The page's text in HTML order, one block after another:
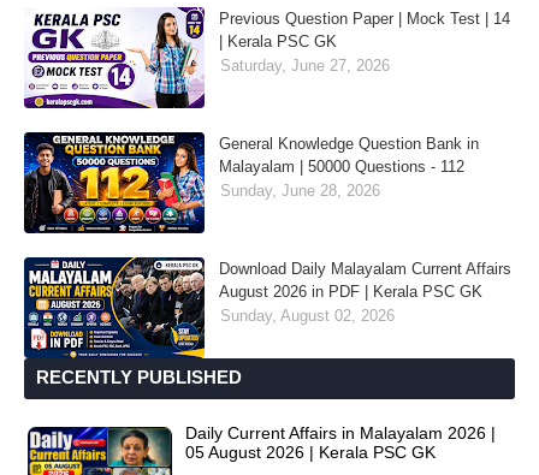
Previous Question Paper | Mock Test | 14
| Kerala PSC GK
Saturday, June 27, 2026
General Knowledge Question Bank in
Malayalam | 50000 Questions - 112
Sunday, June 28, 2026
Download Daily Malayalam Current Affairs
August 2026 in PDF | Kerala PSC GK
Sunday, August 02, 2026
RECENTLY PUBLISHED
Daily Current Affairs in Malayalam 2026 |
05 August 2026 | Kerala PSC GK